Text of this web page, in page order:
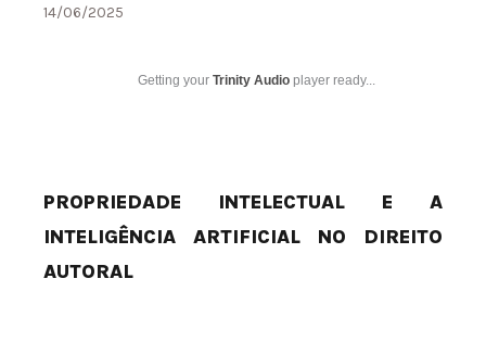
14/06/2025
Getting your Trinity Audio player ready...
PROPRIEDADE INTELECTUAL E A
INTELIGÊNCIA ARTIFICIAL NO DIREITO
AUTORAL